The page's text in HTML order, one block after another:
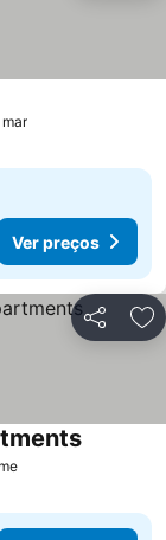
Ver preços
Partilhar